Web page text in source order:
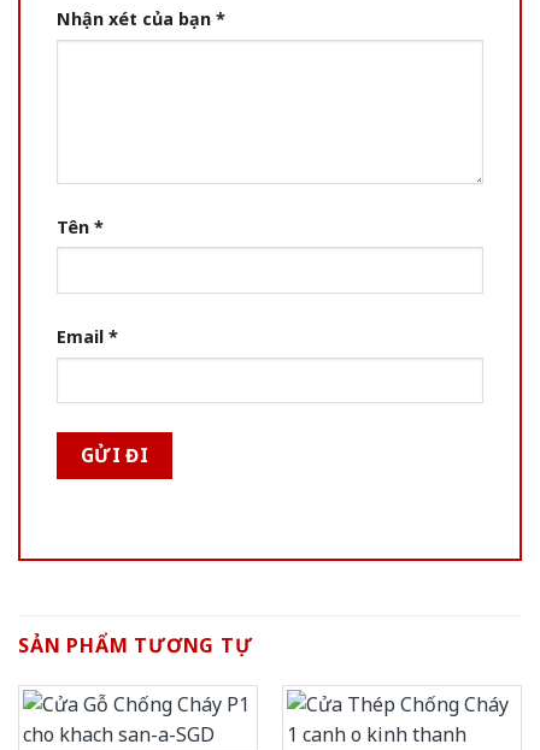
Nhận xét của bạn *
Tên *
Email *
SẢN PHẨM TƯƠNG TỰ